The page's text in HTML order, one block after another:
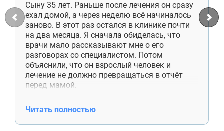
Сыну 35 лет. Раньше после лечения он сразу
ехал домой, а через неделю всё начиналось
заново. В этот раз остался в клинике почти
на два месяца. Я сначала обиделась, что
врачи мало рассказывают мне о его
разговорах со специалистом. Потом
объяснили, что он взрослый человек и
лечение не должно превращаться в отчёт
перед мамой.
работает, приезжает к нам по выходным.
Денег больше не просит. Недавно сам купил
отцу лекарства, хотя раньше даже не
Читать полностью